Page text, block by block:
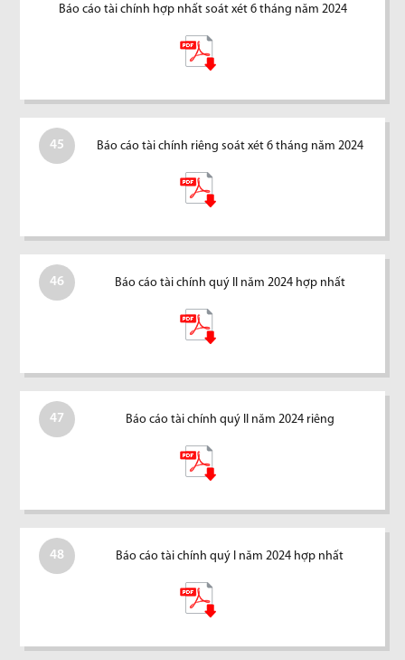
Báo cáo tài chính hợp nhất soát xét 6 tháng năm 2024
45 Báo cáo tài chính riêng soát xét 6 tháng năm 2024
46 Báo cáo tài chính quý II năm 2024 hợp nhất
47 Báo cáo tài chính quý II năm 2024 riêng
48 Báo cáo tài chính quý I năm 2024 hợp nhất